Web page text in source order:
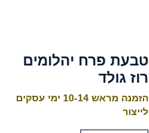
טבעת פרח יהלומים
רוז גולד
הזמנה מראש 10-14 ימי עסקים
לייצור